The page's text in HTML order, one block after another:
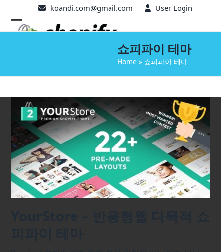
to
content
koandi.com@gmail.com User Login
Open
Close
쇼피파이 테마
Home » 쇼피파이 테마